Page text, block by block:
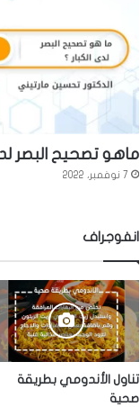
ماهو تصحيح البصر
7 نوفمبر، 2022
انفوجراف
تناول الأندومي بطريقة
صحية